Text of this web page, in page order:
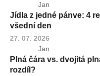
Jan
Jídla z jedné pánve: 4
všední den
27. 07. 2026
Jan
Plná čára vs. dvojitá
rozdíl?